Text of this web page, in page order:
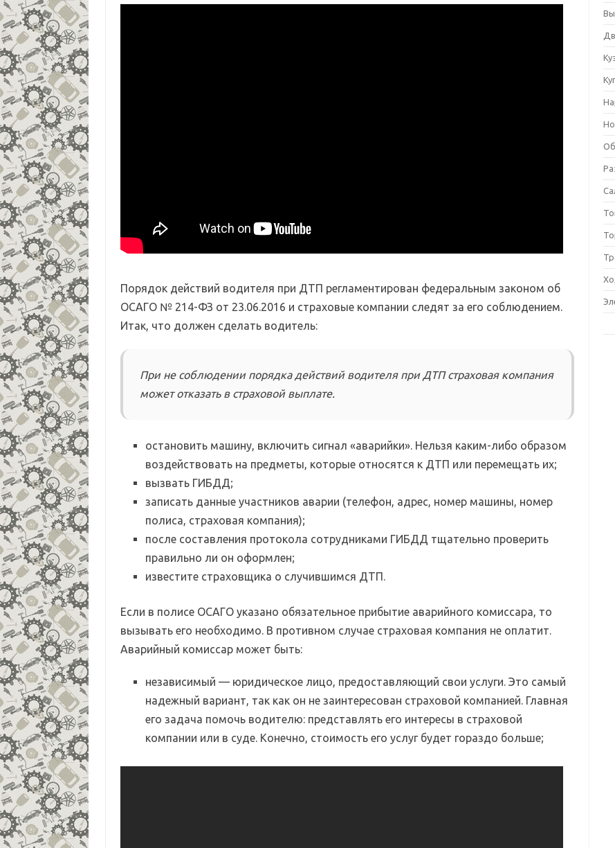
Порядок действий водителя при ДТП регламентирован федеральным законом об
ОСАГО № 214-ФЗ от 23.06.2016 и страховые компании следят за его соблюдением.
Итак, что должен сделать водитель:
При не соблюдении порядка действий водителя при ДТП страховая компания
может отказать в страховой выплате.
остановить машину, включить сигнал «аварийки». Нельзя каким-либо образом
воздействовать на предметы, которые относятся к ДТП или перемещать их;
вызвать ГИБДД;
записать данные участников аварии (телефон, адрес, номер машины, номер
полиса, страховая компания);
после составления протокола сотрудниками ГИБДД тщательно проверить
правильно ли он оформлен;
известите страховщика о случившимся ДТП.
Если в полисе ОСАГО указано обязательное прибытие аварийного комиссара, то
вызывать его необходимо. В противном случае страховая компания не оплатит.
Аварийный комиссар может быть:
независимый — юридическое лицо, предоставляющий свои услуги. Это самый
надежный вариант, так как он не заинтересован страховой компанией. Главная
его задача помочь водителю: представлять его интересы в страховой
компании или в суде. Конечно, стоимость его услуг будет гораздо больше;